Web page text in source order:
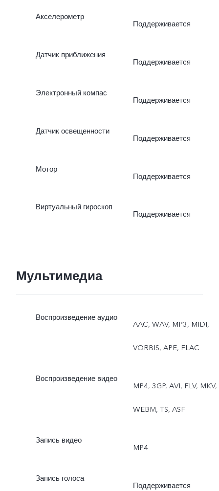
Акселерометр
Поддерживается
Датчик приближения
Поддерживается
Электронный компас
Поддерживается
Датчик освещенности
Поддерживается
Мотор
Поддерживается
Виртуальный гироскоп
Поддерживается
Мультимедиа
Воспроизведение аудио
AAC, WAV, MP3, MIDI,
VORBIS, APE, FLAC
Воспроизведение видео
MP4, 3GP, AVI, FLV, MKV,
WEBM, TS, ASF
Запись видео
MP4
Запись голоса
Поддерживается